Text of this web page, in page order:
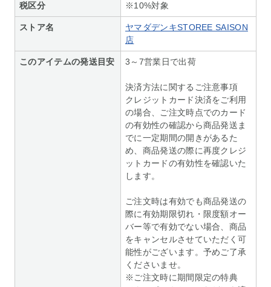
税区分 ※10%対象
ストア名
ヤマダデンキSTOREE SAISON
店
このアイテムの発送目安 3～7営業日で出荷
決済方法に関するご注意事項
クレジットカード決済をご利用
の場合、ご注文時点でのカード
の有効性の確認から商品発送ま
でに一定期間の開きがあるた
め、商品発送の際に再度クレジ
ットカードの有効性を確認いた
します。
ご注文時は有効でも商品発送の
際に有効期限切れ・限度額オー
バー等で有効でない場合、商品
をキャンセルさせていただく可
能性がございます。予めご了承
くださいませ。
※ご注文時に期間限定の特典